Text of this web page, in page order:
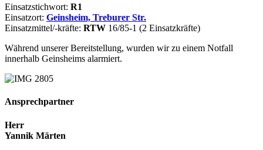
Einsatzstichwort: R1
Einsatzort: Geinsheim, Treburer Str.
Einsatzmittel/-kräfte: RTW 16/85-1 (2 Einsatzkräfte)
Während unserer Bereitstellung, wurden wir zu einem Notfall
innerhalb Geinsheims alarmiert.
Ansprechpartner
Herr
Yannik Märten